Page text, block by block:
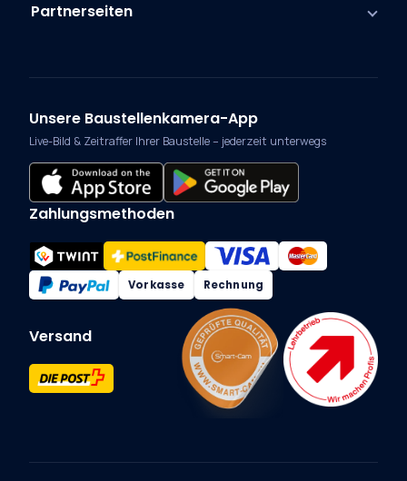
Partnerseiten
Unsere Baustellenkamera-App
Live-Bild & Zeitraffer Ihrer Baustelle – jederzeit unterwegs
Zahlungsmethoden
Vorkasse Rechnung
Versand